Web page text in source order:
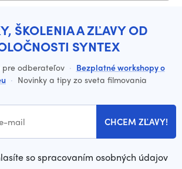
ŠKOLENIA A ZĽAVY OD
SYNTEX
pre odberateľov · Bezplatné workshopy o
· Novinky a tipy zo sveta filmovania
CHCEM ZĽAVY!
so spracovaním osobných údajov